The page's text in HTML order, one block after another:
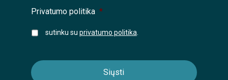
Privatumo politika *
sutinku su privatumo politika